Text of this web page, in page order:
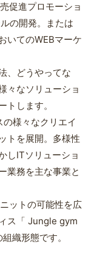
促進プロモーショ
の開発。または
いてのWEBマーケ
、どうやってな
々なソリューショ
トします。
の様々なクリエイ
トを展開。多様性
しITソリューショ
業務を主な事業と
ットの可能性を広
ス「 Jungle gym
織形態です。